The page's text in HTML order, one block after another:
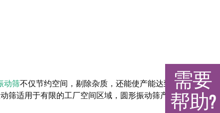
需要
帮助?
动筛不仅节约空间，剔除杂质，还能使产能达到
筛适用于有限的工厂空间区域，圆形振动筛产能